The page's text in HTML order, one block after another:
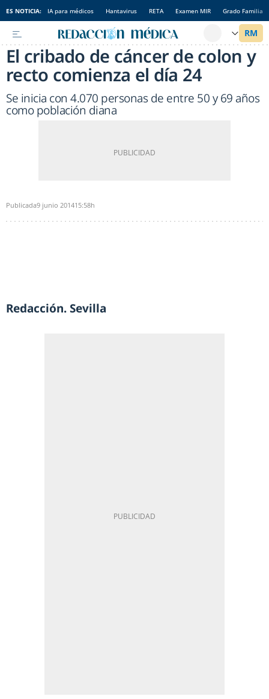
ES NOTICIA: IA para médicos Hantavirus RETA Examen MIR Grado Familia
El cribado de cáncer de colon y
recto comienza el día 24
Se inicia con 4.070 personas de entre 50 y 69 años
como población diana
Publicada9 junio 201415:58h
Redacción. Sevilla